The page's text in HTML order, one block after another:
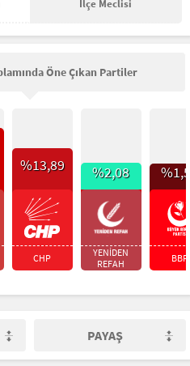
İlçe Meclisi
Öne Çıkan Partiler
%13,89
CHP
%2,08
YENİDEN
REFAH
%1,53
BBP
PAYAŞ